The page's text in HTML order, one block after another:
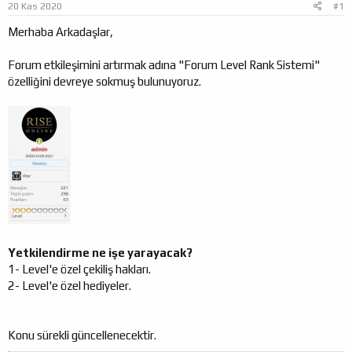
ş
t
a
ç
r
i
20 Kas 2020 #1
Merhaba Arkadaşlar,
Forum etkileşimini artırmak adına "Forum Level Rank Sistemi"
özelliğini devreye sokmuş bulunuyoruz.
Yetkilendirme ne işe yarayacak?
1- Level'e özel çekiliş hakları.
2- Level'e özel hediyeler.
Konu sürekli güncellenecektir.